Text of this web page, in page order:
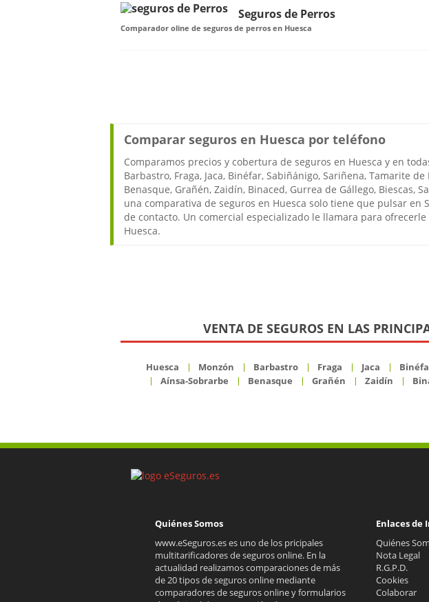
Seguros de Perros
Comparador oline de seguros de perros en Huesca
Comparar seguros en Huesca por teléfono
Comparamos precios y cobertura de seguros en Huesca y en
Barbastro, Fraga, Jaca, Binéfar, Sabiñánigo, Sariñena, Tamarite
Benasque, Grañén, Zaidín, Binaced, Gurrea de Gállego, Biescas,
una comparativa de seguros en Huesca solo tiene que pulsar en
de contacto. Un comercial especializado le llamara para
Huesca.
VENTA DE SEGUROS EN LAS
Huesca Monzón Barbastro Fraga Jaca
Aínsa-Sobrarbe
Benasque Grañén Zaidín
Quiénes Somos
www.eSeguros.es es uno de los pricipales
multitarificadores de seguros online. En la
actualidad realizamos comparaciones de más
de 20 tipos de seguros online mediante
comparadores de seguros online y formularios
Enlaces de
Quiénes
Nota Legal
R.G.P.D.
Cookies
Colaborar